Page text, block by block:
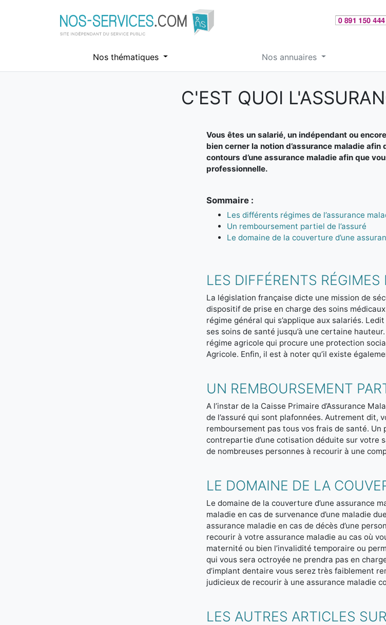
Nos thématiques Nos annuaires
C'EST QUOI
Vous êtes un salarié, un indépendant ou
bien cerner la notion d’assurance maladie
contours d’une assurance maladie afin que
professionnelle.
Sommaire :
Les différents régimes de l’assurance
Un remboursement partiel de l’assuré
Le domaine de la couverture d’une
LES DIFFÉRENTS RÉGIMES
La législation française dicte une mission de
dispositif de prise en charge des soins
régime général qui s’applique aux salariés.
ses soins de santé jusqu’à une certaine
régime agricole qui procure une protection
Agricole. Enfin, il est à noter qu’il existe
UN REMBOURSEMENT
A l’instar de la Caisse Primaire d’Assurance
de l’assuré qui sont plafonnées. Autrement dit,
remboursement pas tous vos frais de santé.
contrepartie d’une cotisation déduite sur votre
de nombreuses personnes à recourir à une
LE DOMAINE DE LA
Le domaine de la couverture d’une assurance
maladie en cas de survenance d’une maladie
assurance maladie en cas de décès d’une
recourir à votre assurance maladie au cas où
maternité ou bien l’invalidité temporaire ou
qui vous sera octroyée ne prendra pas en
d’implant dentaire vous serez très faiblement
judicieux de recourir à une assurance maladie
LES AUTRES ARTICLES